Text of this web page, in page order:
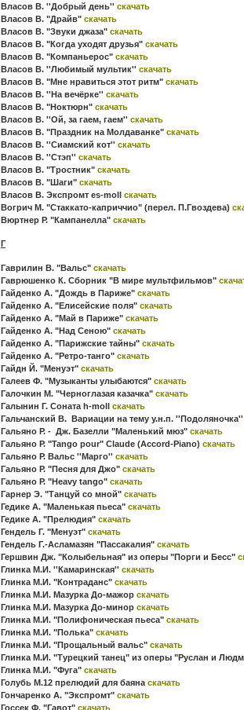
Власов В. ''Добрый день'' скачать
Власов В. "Драйв" скачать
Власов В. "Звуки джаза" скачать
Власов В. "Когда уходят друзья" скачать
Власов В. "Компаньерос" скачать
Власов В. ''Любимый мультик'' скачать
Власов В. "Мне нравиться этот ритм" скачать
Власов В. ''На вечёрке'' скачать
Власов В. "Ноктюрн" скачать
Власов В. ''Ой, за гаем, гаем'' скачать
Власов В. "Праздник на Молдаванке" скачать
Власов В. ''Сиамский кот'' скачать
Власов В. ''Стэп'' скачать
Власов В. "Тростник" скачать
Власов В. "Шаги" скачать
Власов В. Экспромт es-moll скачать
Вогрич М. "Стаккато-каприччио" (перел. П.Гвоздева)
Вюртнер Р. "Кампанелла" скачать
Г
Гаврилин В. "Вальс" скачать
Гаврюшенко К. Сборник "В мире мультфильмов"
Гайденко А. "Дождь в Париже" скачать
Гайденко А. "Елисейские поля" скачать
Гайденко А. "Май в Париже" скачать
Гайденко А. "Над Сеною" скачать
Гайденко А. "Парижские тайны" скачать
Гайденко А. "Ретро-танго" скачать
Гайдн Й. "Менуэт" скачать
Галеев Ф. "Музыканты улыбаются" скачать
Галочкин М. "Черноглазая казачка" скачать
Галынин Г. Соната h-moll скачать
Гальчанский В. Вариации на тему у.н.п. ''Подоляночка''
Гальяно Р. - Дж. Базелли "Маленький мюз" скачать
Гальяно Р. "Tango pour" Claude (Accord-Piano) скачать
Гальяно Р. Вальс ''Марго'' скачать
Гальяно Р. "Песня для Джо" скачать
Гальяно Р. "Heavy tango" скачать
Гарнер Э. "Танцуй со мной" скачать
Гедике А. "Маленькая пьеса" скачать
Гедике А. "Прелюдия" скачать
Гендель Г. "Менуэт" скачать
Гендель Г.-Асламазян "Пассакалия" скачать
Гершвин Дж. "Колыбельная" из оперы "Порги и Бесс"
Глинка М.И. ''Камаринская'' скачать
Глинка М.И. "Контраданс" скачать
Глинка М.И. Мазурка До-мажор скачать
Глинка М.И. Мазурка До-минор скачать
Глинка М.И. "Полифоническая пьеса" скачать
Глинка М.И. "Полька" скачать
Глинка М.И. "Прощальный вальс" скачать
Глинка М.И. "Турецкий танец" из оперы "Руслан и
Глинка М.И. "Фуга" скачать
Голубь М.12 прелюдий для баяна скачать
Гончаренко А. "Экспромт" скачать
Госсек Ф. "Гавот" скачать